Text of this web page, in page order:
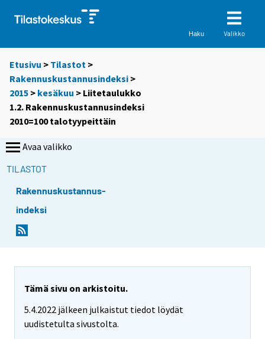
Haku Valikko
Etusivu > Tilastot >
Rakennuskustannusindeksi >
2015 > kesäkuu > Liitetaulukko
1.2. Rakennuskustannusindeksi
2010=100 talotyypeittäin
Avaa valikko
TILASTOT
Rakennuskustannus-
indeksi
Tämä sivu on arkistoitu.
5.4.2022 jälkeen julkaistut tiedot löydät
uudistetulta sivustolta.